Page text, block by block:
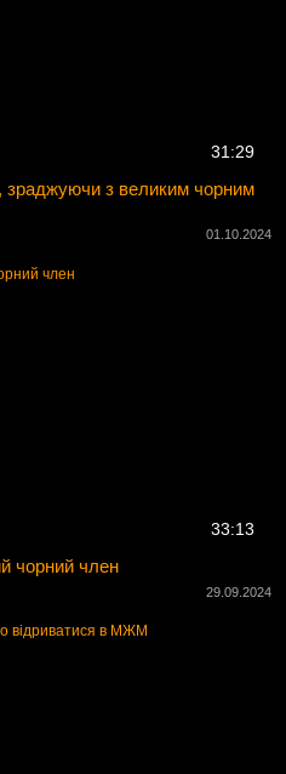
31:29
з великим чорним
01.10.2024
33:13
чорний член
29.09.2024